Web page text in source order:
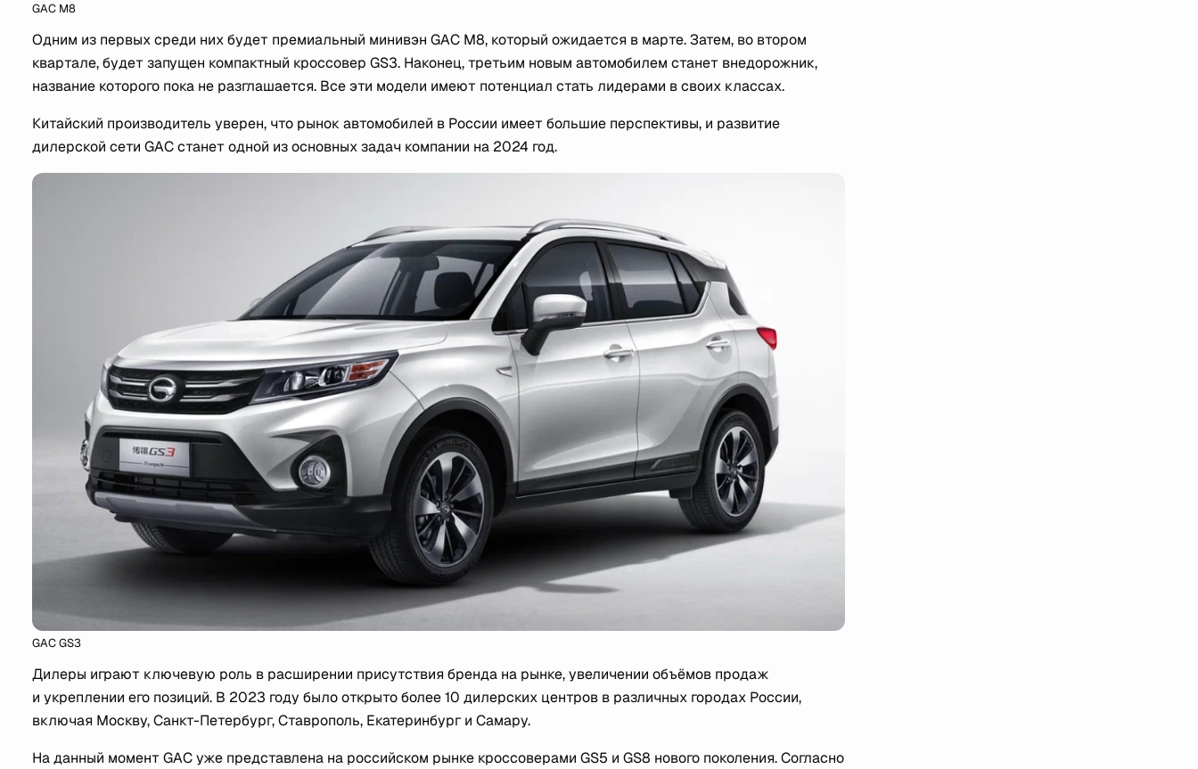
GAC M8
Одним из первых среди них будет премиальный минивэн GAC M8, который ожидается в марте. Затем, во втором
квартале, будет запущен компактный кроссовер GS3. Наконец, третьим новым автомобилем станет внедорожник,
название которого пока не разглашается. Все эти модели имеют потенциал стать лидерами в своих классах.
Китайский производитель уверен, что рынок автомобилей в России имеет большие перспективы, и развитие
дилерской сети GAC станет одной из основных задач компании на 2024 год.
GAC GS3
Дилеры играют ключевую роль в расширении присутствия бренда на рынке, увеличении объёмов продаж
и укреплении его позиций. В 2023 году было открыто более 10 дилерских центров в различных городах России,
включая Москву, Санкт-Петербург, Ставрополь, Екатеринбург и Самару.
На данный момент GAC уже представлена на российском рынке кроссоверами GS5 и GS8 нового поколения. Согласно